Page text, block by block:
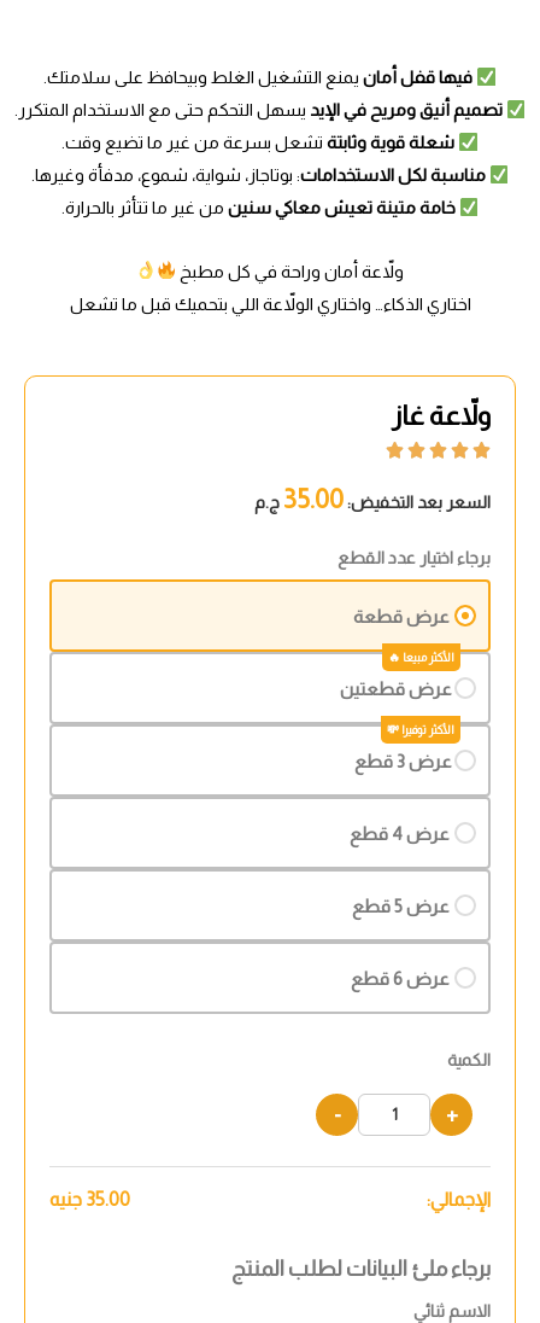
فيها قفل أمانيمنع التشغيل الغلط وبيحافظ على سلامتك.
تصميم أنيق ومريح في الإيد يسهل التحكم حتى مع الاستخدام المتكرر.
شعلة قوية وثابتةتشعل بسرعة من غير ما تضيع وقت.
مناسبة لكل الاستخدامات: بوتاجاز، شواية، شموع، مدفأة وغيرها.
خامة متينة تعيش معاكي سنين من غير ما تتأثر بالحرارة.
ولاّعة أمان وراحة في كل مطبخ
اختاري الذكاء… واختاري الولاّعة اللي بتحميك قبل ما تشعل
ولاّعة غاز





السعر بعد التخفيض:35.00 ج.م
برجاء اختيار عدد القطع
عرض قطعة
عرض قطعتين
عرض 3 قطع
عرض 4 قطع
عرض 5 قطع
عرض 6 قطع
الكمية
+
-
الإجمالي: 35.00 جنيه
برجاء ملئ البيانات لطلب المنتج
الاسم ثنائي